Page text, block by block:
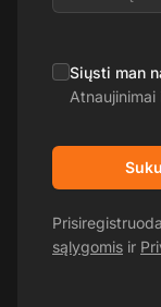
Siųsti man
sąlygomis ir